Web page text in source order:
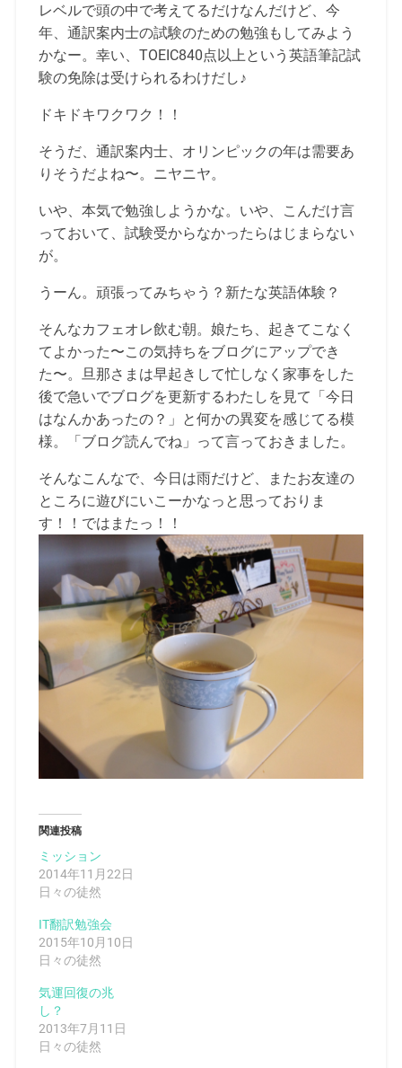
レベルで頭の中で考えてるだけなんだけど、今
年、通訳案内士の試験のための勉強もしてみよう
かなー。幸い、TOEIC840点以上という英語筆記試
験の免除は受けられるわけだし♪
ドキドキワクワク！！
そうだ、通訳案内士、オリンピックの年は需要あ
りそうだよね〜。ニヤニヤ。
いや、本気で勉強しようかな。いや、こんだけ言
っておいて、試験受からなかったらはじまらない
が。
うーん。頑張ってみちゃう？新たな英語体験？
そんなカフェオレ飲む朝。娘たち、起きてこなく
てよかった〜この気持ちをブログにアップでき
た〜。旦那さまは早起きして忙しなく家事をした
後で急いでブログを更新するわたしを見て「今日
はなんかあったの？」と何かの異変を感じてる模
様。「ブログ読んでね」って言っておきました。
そんなこんなで、今日は雨だけど、またお友達の
ところに遊びにいこーかなっと思っておりま
す！！ではまたっ！！
関連投稿
ミッション
2014年11月22日
日々の徒然
IT翻訳勉強会
2015年10月10日
日々の徒然
気運回復の兆
し？
2013年7月11日
日々の徒然